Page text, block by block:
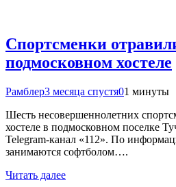
Спортсменки
подмосковном хостеле
Рамблер3 месяца спустя01 минуты
Шесть несовершеннолетних
хостеле в подмосковном поселке
Telegram-канал «112». По
занимаются софтболом….
Читать далее